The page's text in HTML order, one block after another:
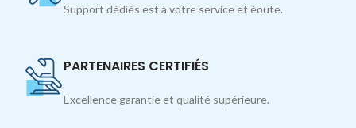
Support dédiés est à votre service et éoute.
PARTENAIRES CERTIFIÉS
Excellence garantie et qualité supérieure.